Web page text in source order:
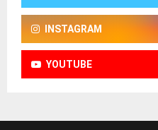
INSTAGRAM
YOUTUBE